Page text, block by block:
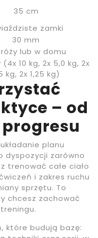
35 cm
zamki
30 mm
lub w domu
10 kg, 2x 5,0 kg, 2x
kg, 2x 1,25 kg)
– od
planu
dyspozycji zarówno
trenować całe ciało
i zakres ruchu
sprzętu. To
chcesz zachować
które budują bazę: